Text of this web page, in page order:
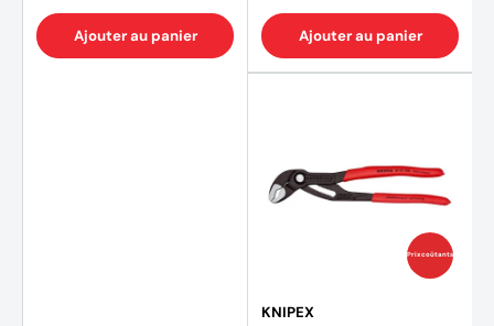
Ajouter au panier Ajouter au panier
Prix coûtants
KNIPEX